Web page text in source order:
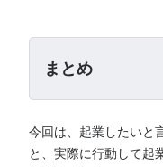
まとめ
今回は、起業したいと
と、実際に行動して起